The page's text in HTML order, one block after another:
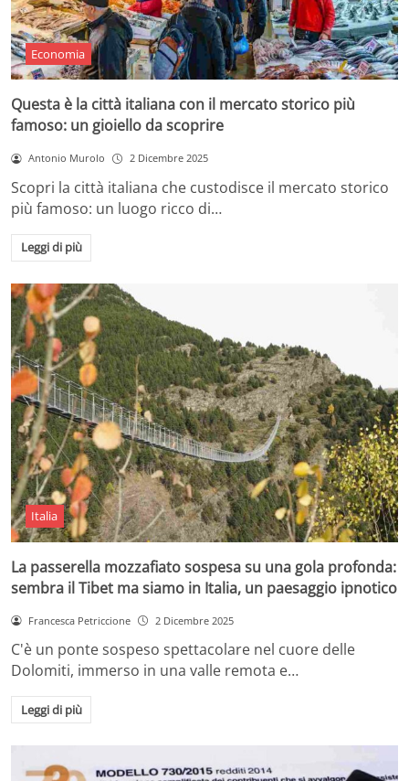
Economia
Questa è la città italiana con il mercato storico più
famoso: un gioiello da scoprire
Antonio Murolo 2 Dicembre 2025
Scopri la città italiana che custodisce il mercato storico
più famoso: un luogo ricco di…
Leggi di più
Italia
La passerella mozzafiato sospesa su una gola profonda:
sembra il Tibet ma siamo in Italia, un paesaggio ipnotico
Francesca Petriccione 2 Dicembre 2025
C'è un ponte sospeso spettacolare nel cuore delle
Dolomiti, immerso in una valle remota e…
Leggi di più